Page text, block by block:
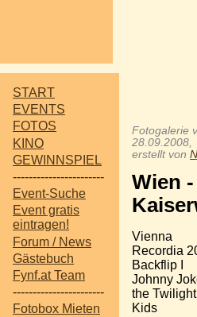
START
EVENTS
FOTOS
KINO
GEWINNSPIEL
-----------------------
Event-Suche
Event gratis
eintragen!
Forum / News
Gästebuch
Fynf.at Team
-----------------------
Fotobox Mieten
Fotogalerie
28.09.2008,
erstellt von
Wien -
Vienna
Recordia
Backflip I
Johnny
the Twilight
Kids